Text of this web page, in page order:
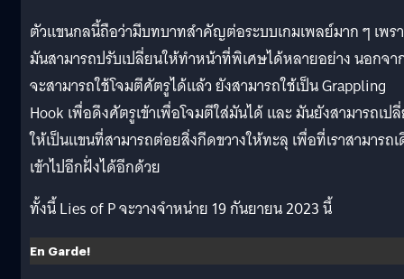
ตัวแขนกลนี้ถือว่ามีบทบาทสำคัญต่อระบบเกมเพลย์มาก ๆ เพร
มันสามารถปรับเปลี่ยนให้ทำหน้าที่พิเศษได้หลายอย่าง นอกจา
จะสามารถใช้โจมตีศัตรูได้แล้ว ยังสามารถใช้เป็น Grappling
Hook เพื่อดึงศัตรูเข้าเพื่อโจมตีใส่มันได้ และ มันยังสามารถเป
ให้เป็นแขนที่สามารถต่อยสิ่งกีดขวางให้ทะลุ เพื่อที่เราสามารถ
เข้าไปอีกฝั่งได้อีกด้วย
ทั้งนี้ Lies of P จะวางจำหน่าย 19 กันยายน 2023 นี้
En Garde!